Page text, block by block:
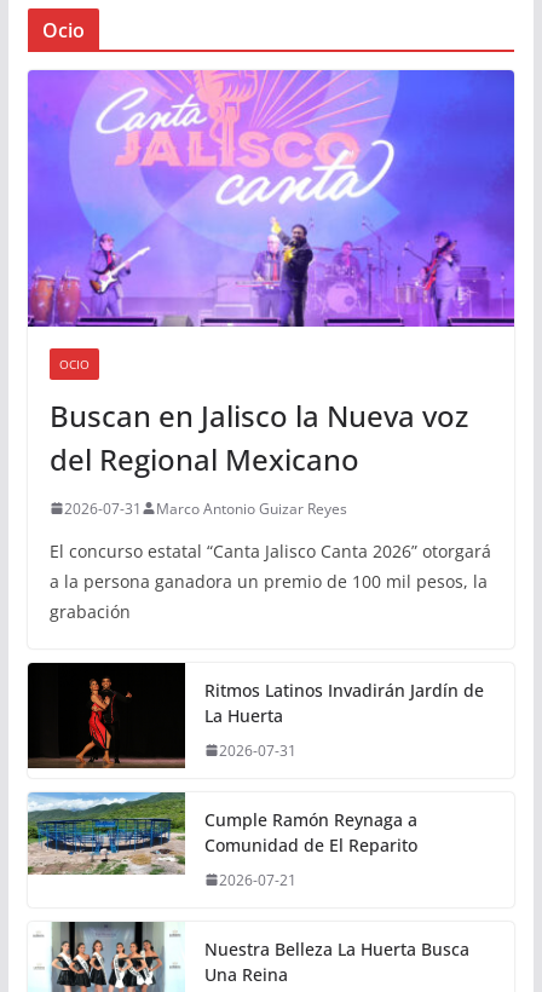
Ocio
OCIO
Buscan en Jalisco la Nueva voz
del Regional Mexicano
2026-07-31 Marco Antonio Guizar Reyes
El concurso estatal “Canta Jalisco Canta 2026” otorgará
a la persona ganadora un premio de 100 mil pesos, la
grabación
Ritmos Latinos Invadirán Jardín de
La Huerta
2026-07-31
Cumple Ramón Reynaga a
Comunidad de El Reparito
2026-07-21
Nuestra Belleza La Huerta Busca
Una Reina